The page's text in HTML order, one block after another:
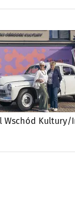
Wschód Kultury/